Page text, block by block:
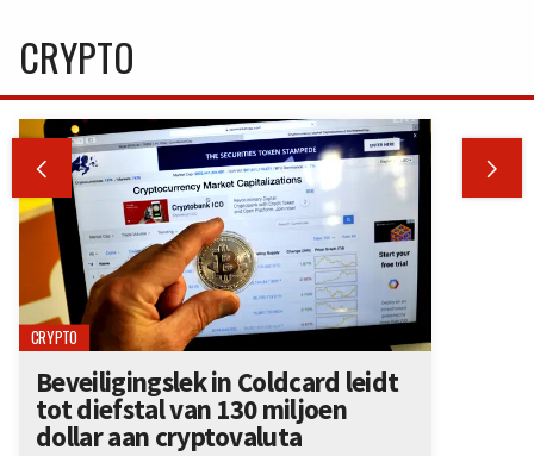
CRYPTO
 
CRYPTO
Beveiligingslek in Coldcard leidt
tot diefstal van 130 miljoen
dollar aan cryptovaluta